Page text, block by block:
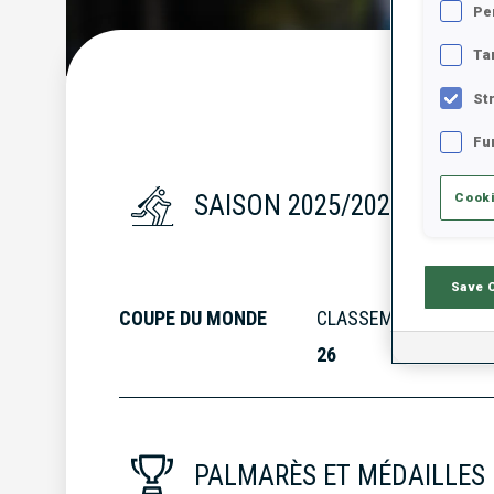
SAISON 2025/2026
COUPE DU MONDE
CLASSEMENT
26
PALMARÈS ET MÉDAILLES
Save